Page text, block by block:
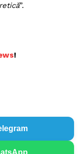
”.
!